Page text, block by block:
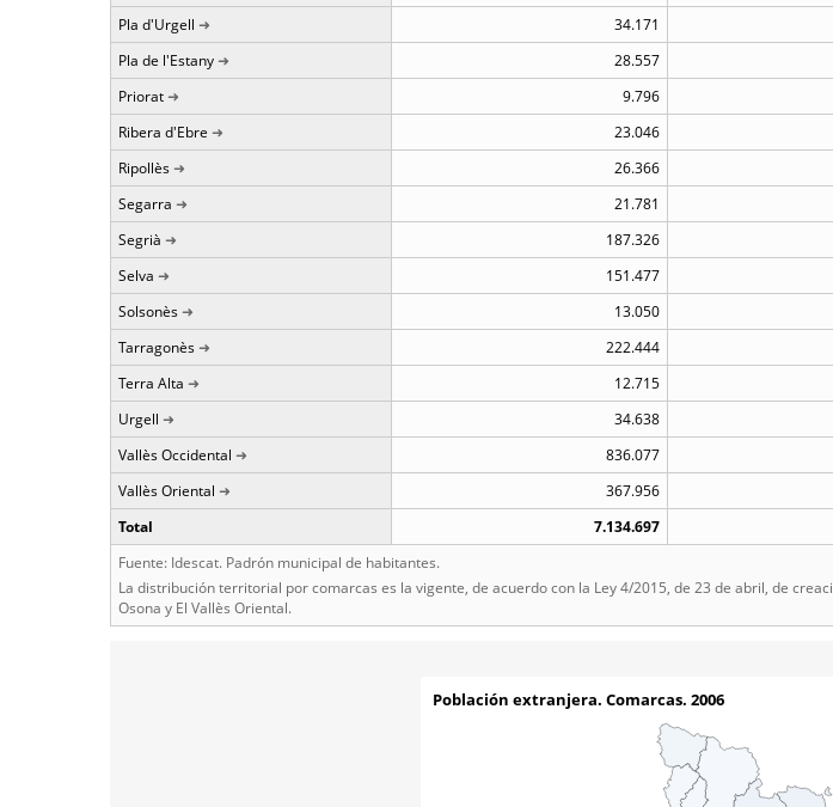
Pla d'Urgell
34.171
Pla de l'Estany
28.557
Priorat
9.796
Ribera d'Ebre
23.046
Ripollès
26.366
Segarra
21.781
Segrià
187.326
Selva
151.477
Solsonès
13.050
Tarragonès
222.444
Terra Alta
12.715
Urgell
34.638
Vallès Occidental
836.077
Vallès Oriental
367.956
Total
7.134.697
Fuente: Idescat. Padrón municipal de habitantes.
La distribución territorial por comarcas es la vigente, de acuerdo con la Ley 4/2015, de 23 de abril, de
Osona y El Vallès Oriental.